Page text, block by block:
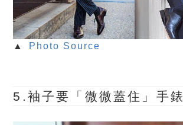
▲ Photo Source
5.袖子要「微微蓋住」手錶